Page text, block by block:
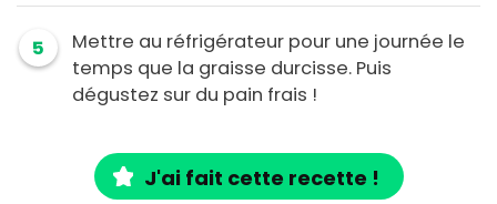
5
Mettre au réfrigérateur pour une journée le
temps que la graisse durcisse. Puis
dégustez sur du pain frais !
J'ai fait cette recette !